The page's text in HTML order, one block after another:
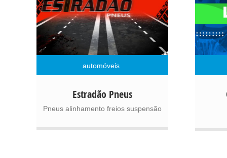
automóveis
Estradão Pneus
Pneus alinhamento freios suspensão